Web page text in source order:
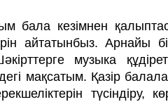
бала кезімнен
айтатынбыз. Арнайы
музыка
мақ­сатым. Қазір
түсіндіру,